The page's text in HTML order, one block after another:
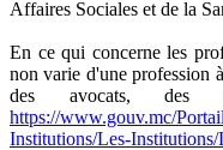
Affaires Sociales et de la
En ce qui concerne les
non varie d'une profession
des avocats, des
https://www.gouv.mc/
Institutions/Les-